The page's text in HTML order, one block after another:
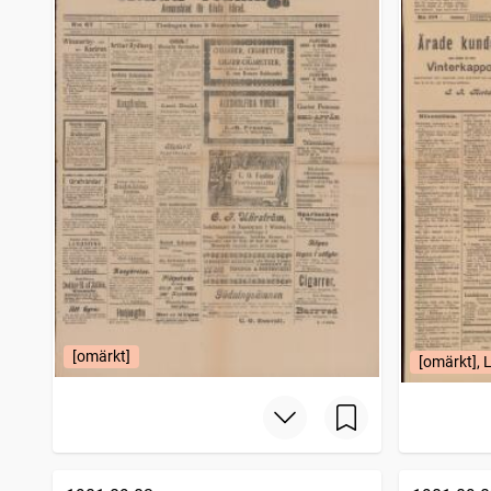
Folkets tidning
1 438
träffar
Borås tidning
1 432
träffar
Arbetaren (Stockholm : 1922)
1 395
träffar
Jönköpingsposten
1 307
träffar
Hvar 8 dag
1 296
träffar
Gotlänningen
1 288
träffar
Reformatorn
1 288
träffar
Gotlands allehanda
1 285
träffar
Signalen (Göteborg : 1900)
1 285
träffar
Blekinge läns tidning
1 284
träffar
Höganäs tidning
1 273
träffar
Göteborgstidningen (1902-1967)
1 265
träffar
Västra dagbladet Skaraborgsposten
1 241
träffar
Västra dagbladet Trollhätteposten
träffar
Västra dagbladet Dalslandsposten
träffar
träffar
[omärkt] [omärkt],